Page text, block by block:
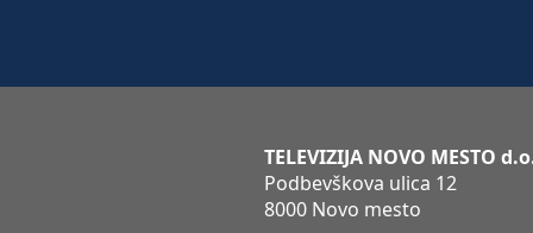
TELEVIZIJA NOVO MESTO
Podbevškova ulica 12
8000 Novo mesto